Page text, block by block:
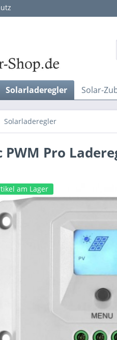
Solarladeregler Solar-
Solarladeregler
Pro
am Lager